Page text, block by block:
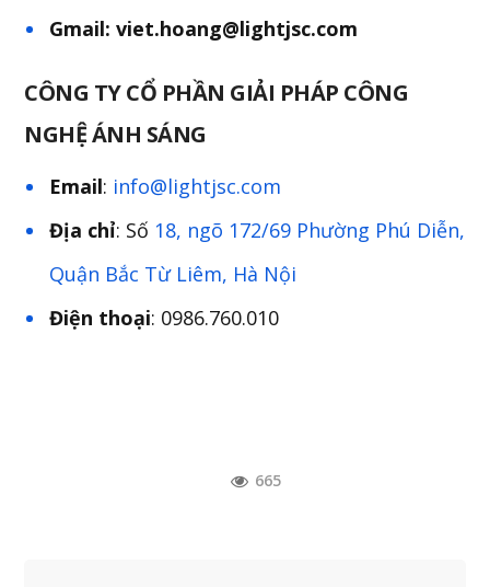
Gmail: viet.hoang@lightjsc.com
CÔNG TY CỔ PHẦN GIẢI PHÁP CÔNG
NGHỆ ÁNH SÁNG
Email: info@lightjsc.com
Địa chỉ: Số 18, ngõ 172/69 Phường Phú Diễn,
Quận Bắc Từ Liêm, Hà Nội
Điện thoại: 0986.760.010
665